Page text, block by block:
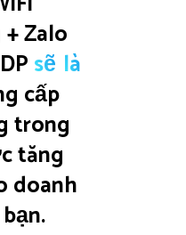
Zalo
sẽ là
cấp
trong
tăng
doanh